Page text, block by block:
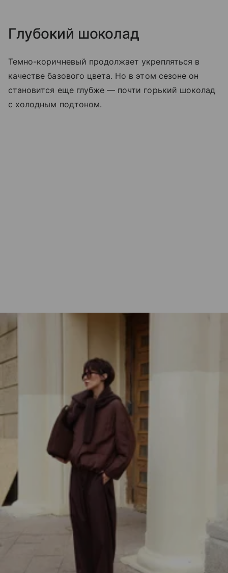
Глубокий шоколад
Темно-коричневый продолжает укрепляться в
качестве базового цвета. Но в этом сезоне он
становится еще глубже — почти горький шоколад
с холодным подтоном.